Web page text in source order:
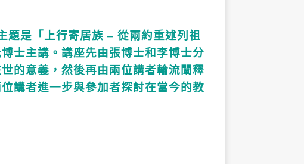
是「上行寄居族 – 從兩約重述列祖
士主講。講座先由張博士和李博士分
的意義，然後再由兩位講者輪流闡釋
講者進一步與參加者探討在當今的教